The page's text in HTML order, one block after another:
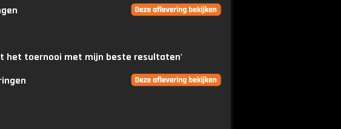
het toernooi met mijn beste resultaten'